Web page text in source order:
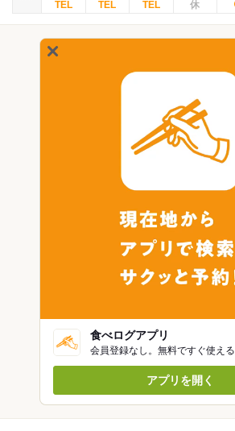
食べログアプリ
会員登録なし。無料ですぐ使える
アプリを開く